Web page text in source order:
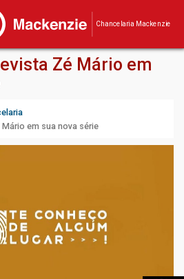
Chancelaria Mackenzie
Zé Mário em
em sua nova série